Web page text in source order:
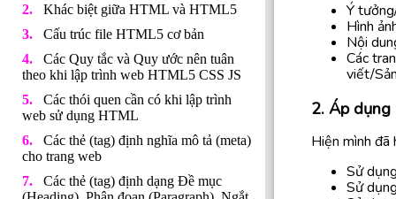
Khác biệt giữa HTML và HTML5
Cấu trúc file HTML5 cơ bản
Các Quy tắc và Quy ước nên tuân
theo khi lập trình web HTML5 CSS JS
Các thói quen cần có khi lập trình
web sử dụng HTML
Các thẻ (tag) định nghĩa mô tả (meta)
cho trang web
Các thẻ (tag) định dạng Đề mục
Ý
Hình
Nội
Các
viết/
2. Áp
Hiện mình đã
Sử
Sử